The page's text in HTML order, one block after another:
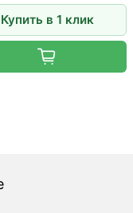
Купить в 1 клик